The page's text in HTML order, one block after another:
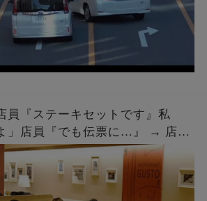
員『ステーキセットです』私
」店員『でも伝票に…』 → 店員
』私「は？」店員『伝票に～』